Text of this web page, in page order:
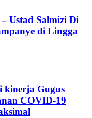
Ustad Salmizi Di
di Lingga
kinerja Gugus
COVID-19